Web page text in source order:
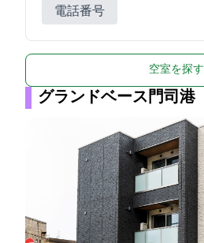
電話番号
空室を探す
グランドベース門司港